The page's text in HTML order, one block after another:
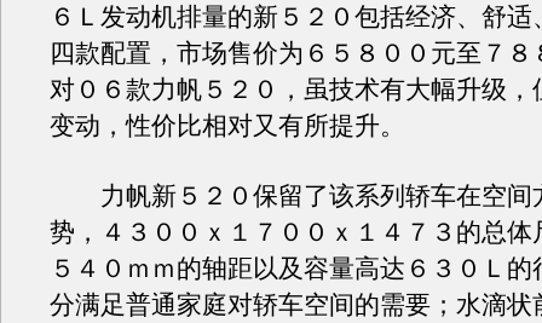
６Ｌ发动机排量的新５２０包括经济、舒
四款配置，市场售价为６５８００元至７８
对０６款力帆５２０，虽技术有大幅升级，
变动，性价比相对又有所提升。
力帆新５２０保留了该系列轿车在空间
势，４３００ｘ１７００ｘ１４７３的总体
５４０ｍｍ的轴距以及容量高达６３０Ｌ
分满足普通家庭对轿车空间的需要；水滴状